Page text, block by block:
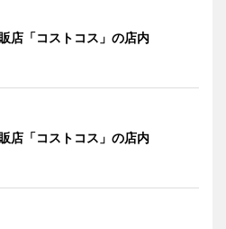
店「コストコス」の店内
店「コストコス」の店内